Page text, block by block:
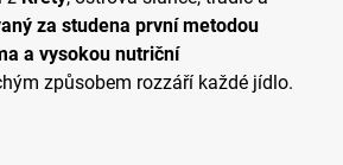
za studena první metodou
a vysokou nutriční
způsobem rozzáří každé jídlo.